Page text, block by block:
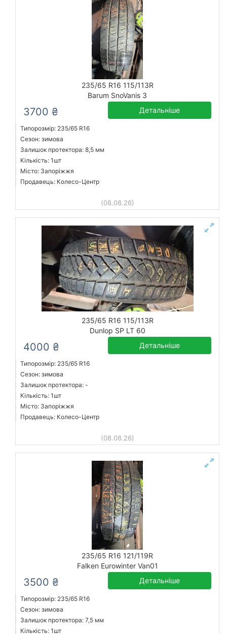
235/65 R16 115/113R
Barum SnoVanis 3
3700 ₴ Детальніше
Типорозмір: 235/65 R16
Сезон: зимова
Залишок протектора: 8,5 мм
Кількість: 1шт
Місто: Запоріжжя
Продавець: Колесо-Центр
(08.08.26)
235/65 R16 115/113R
Dunlop SP LT 60
4000 ₴ Детальніше
Типорозмір: 235/65 R16
Сезон: зимова
Залишок протектора: -
Кількість: 1шт
Місто: Запоріжжя
Продавець: Колесо-Центр
(08.08.26)
235/65 R16 121/119R
Falken Eurowinter Van01
3500 ₴ Детальніше
Типорозмір: 235/65 R16
Сезон: зимова
Залишок протектора: 7,5 мм
Кількість: 1шт